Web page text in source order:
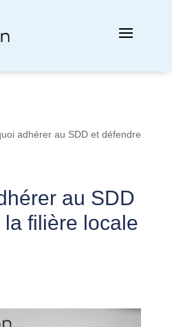
adhérer au SDD et défendre
au SDD
filière locale